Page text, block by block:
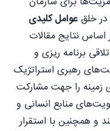
خلق عوامل کلیدی
نتایج مقالات
برنامه ریزی و
رهبری استراتژیک
زمینه را جهت مشارکت
منابع انسانی و
و همچنین با استقرار